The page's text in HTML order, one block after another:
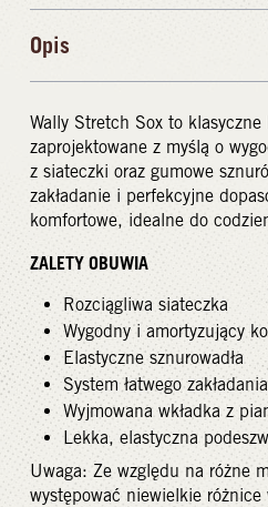
Opis
Wally Stretch Sox to
zaprojektowane z myślą o
z siateczki oraz gumowe
zakładanie i perfekcyjne
komfortowe, idealne do
ZALETY OBUWIA
Rozciągliwa siateczka
Wygodny i amortyzujący
Elastyczne sznurowadła
System łatwego
Wyjmowana wkładka z
Lekka, elastyczna
Uwaga: Ze względu na różne
występować niewielkie